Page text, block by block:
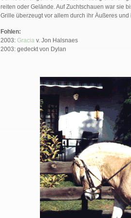
reiten oder Gelände. Auf Zuchtschauen war sie
Grille überzeugt vor allem durch ihr Äußeres und
Fohlen:
2003: Gracia v. Jon Halsnaes
2003: gedeckt von Dylan